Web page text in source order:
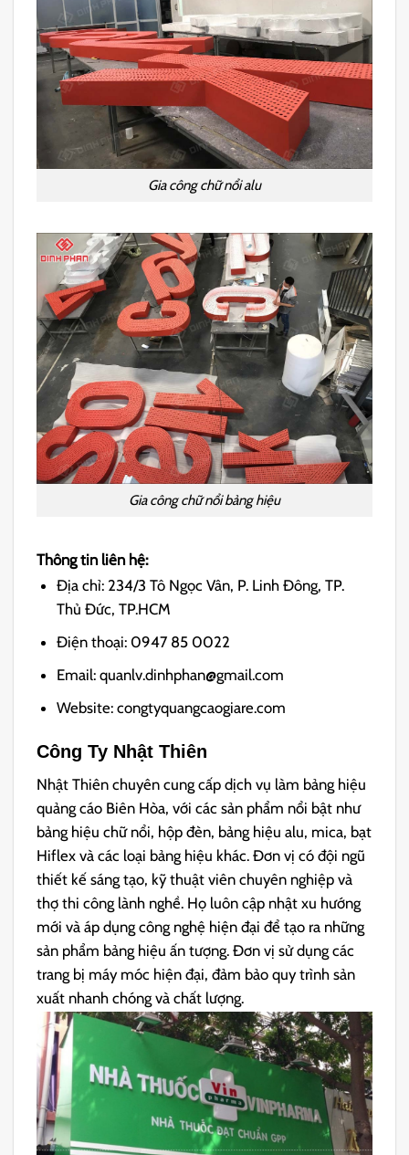
Gia công chữ nổi alu
Gia công chữ nổi bảng hiệu
Thông tin liên hệ:
Địa chỉ: 234/3 Tô Ngọc Vân, P. Linh Đông, TP.
Thủ Đức, TP.HCM
Điện thoại: 0947 85 0022
Email: quanlv.dinhphan@gmail.com
Website: congtyquangcaogiare.com
Công Ty Nhật Thiên
Nhật Thiên chuyên cung cấp dịch vụ làm bảng hiệu
quảng cáo Biên Hòa, với các sản phẩm nổi bật như
bảng hiệu chữ nổi, hộp đèn, bảng hiệu alu, mica, bạt
Hiflex và các loại bảng hiệu khác. Đơn vị có đội ngũ
thiết kế sáng tạo, kỹ thuật viên chuyên nghiệp và
thợ thi công lành nghề. Họ luôn cập nhật xu hướng
mới và áp dụng công nghệ hiện đại để tạo ra những
sản phẩm bảng hiệu ấn tượng. Đơn vị sử dụng các
trang bị máy móc hiện đại, đảm bảo quy trình sản
xuất nhanh chóng và chất lượng.